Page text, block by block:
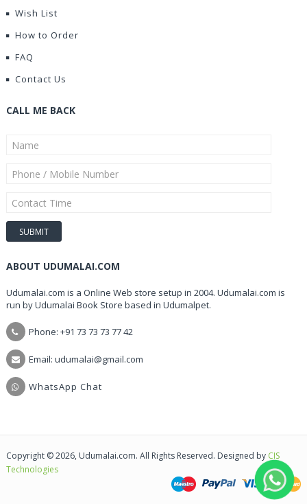
Wish List
How to Order
FAQ
Contact Us
CALL ME BACK
ABOUT UDUMALAI.COM
Udumalai.com is a Online Web store setup in 2004. Udumalai.com is
run by Udumalai Book Store based in Udumalpet.
Phone: +91 73 73 73 77 42
Email: udumalai@gmail.com
WhatsApp Chat
Copyright © 2026, Udumalai.com. All Rights Reserved. Designed by CIS
Technologies